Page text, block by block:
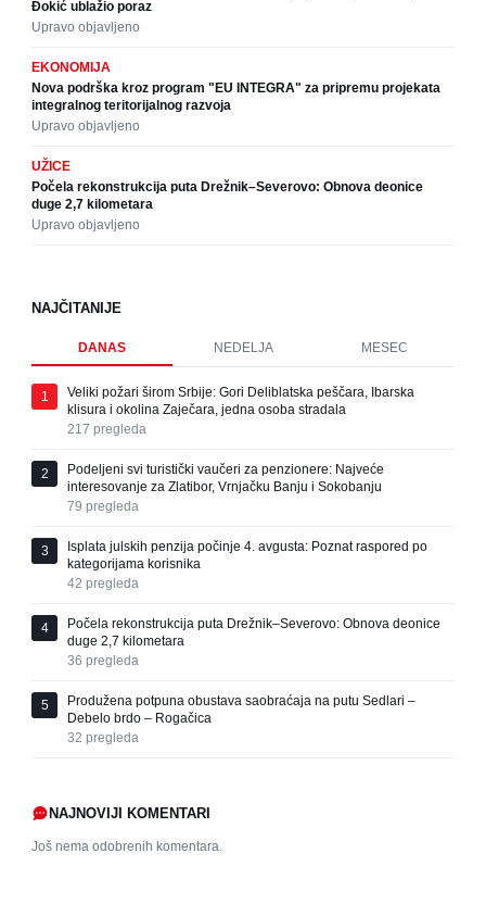
Đokić ublažio poraz
Upravo objavljeno
EKONOMIJA
Nova podrška kroz program "EU INTEGRA" za pripremu projekata
integralnog teritorijalnog razvoja
Upravo objavljeno
UŽICE
Počela rekonstrukcija puta Drežnik–Severovo: Obnova deonice
duge 2,7 kilometara
Upravo objavljeno
NAJČITANIJE
DANAS NEDELJA MESEC
1
Veliki požari širom Srbije: Gori Deliblatska peščara, Ibarska
klisura i okolina Zaječara, jedna osoba stradala
217 pregleda
2
Podeljeni svi turistički vaučeri za penzionere: Najveće
interesovanje za Zlatibor, Vrnjačku Banju i Sokobanju
79 pregleda
3
Isplata julskih penzija počinje 4. avgusta: Poznat raspored po
kategorijama korisnika
42 pregleda
4
Počela rekonstrukcija puta Drežnik–Severovo: Obnova deonice
duge 2,7 kilometara
36 pregleda
5
Produžena potpuna obustava saobraćaja na putu Sedlari –
Debelo brdo – Rogačica
32 pregleda
NAJNOVIJI KOMENTARI
Još nema odobrenih komentara.